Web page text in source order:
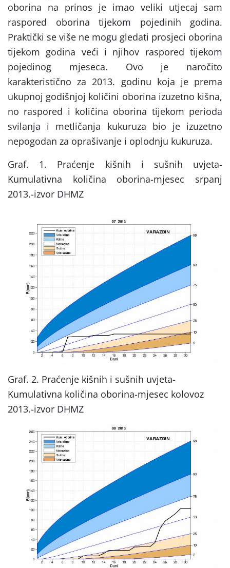
oborina na prinos je imao veliki utjecaj sam
raspored oborina tijekom pojedinih godina.
Praktički se više ne mogu gledati prosjeci oborina
tijekom godina veći i njihov raspored tijekom
pojedinog mjeseca. Ovo je naročito
karakteristično za 2013. godinu koja je prema
ukupnoj godišnjoj količini oborina izuzetno kišna,
no raspored i količina oborina tijekom perioda
svilanja i metličanja kukuruza bio je izuzetno
nepogodan za oprašivanje i oplodnju kukuruza.
Graf. 1. Praćenje kišnih i sušnih uvjeta-
Kumulativna količina oborina-mjesec srpanj
2013.-izvor DHMZ
Graf. 2. Praćenje kišnih i sušnih uvjeta-
Kumulativna količina oborina-mjesec kolovoz
2013.-izvor DHMZ